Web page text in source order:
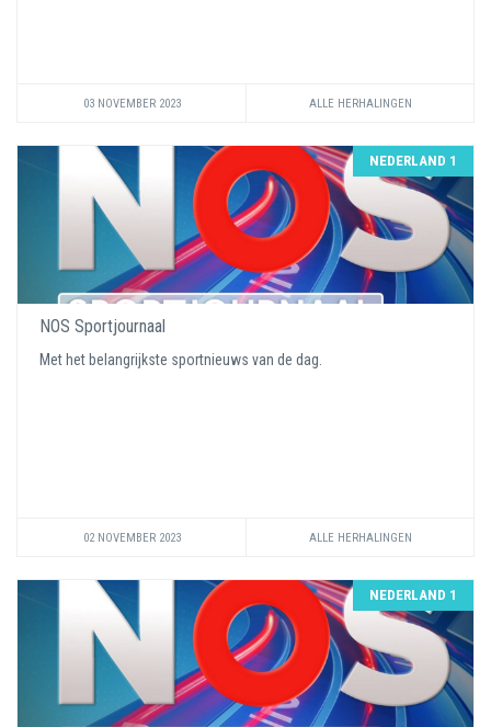
03 NOVEMBER 2023 ALLE HERHALINGEN
NEDERLAND 1
NOS Sportjournaal
Met het belangrijkste sportnieuws van de dag.
02 NOVEMBER 2023 ALLE HERHALINGEN
NEDERLAND 1